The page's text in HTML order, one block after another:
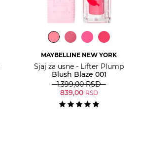
MAYBELLINE NEW YORK
Sjaj za usne - Lifter Plump
Blush Blaze 001
1.399,00RSD
839,00 RSD